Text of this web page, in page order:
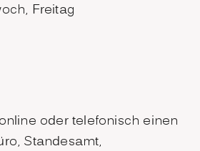
Freitag
oder telefonisch einen
Standesamt,